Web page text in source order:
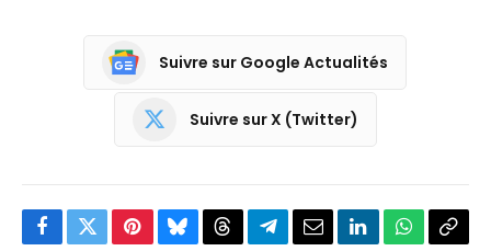
Suivre sur Google Actualités
Suivre sur X (Twitter)
Facebook
TwitterPinterestBlueskyThreadsPartagerEmailLinkedInWhatsApp